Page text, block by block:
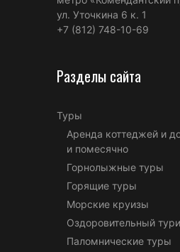
ул. Уточкина 6 к. 1
+7 (812) 748-10-69
Разделы сайта
Туры
Аренда коттеджей и
и помесячно
Горнолыжные туры
Горящие туры
Морские круизы
Оздоровительный
Паломнические туры